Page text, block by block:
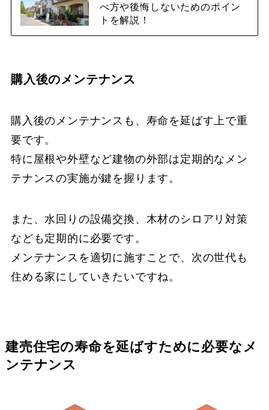
べ方や後悔しないためのポイン
トを解説！
購入後のメンテナンス
購入後のメンテナンスも、寿命を延ばす上で重
要です。
特に屋根や外壁など建物の外部は定期的なメン
テナンスの実施が鍵を握ります。
また、水回りの設備交換、木材のシロアリ対策
なども定期的に必要です。
メンテナンスを適切に施すことで、次の世代も
住める家にしていきたいですね。
建売住宅の寿命を延ばすために必要なメ
ンテナンス